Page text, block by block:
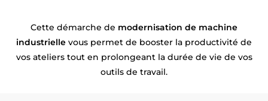
Cette démarche de modernisation de machine
industrielle vous permet de booster la productivité de
vos ateliers tout en prolongeant la durée de vie de vos
outils de travail.